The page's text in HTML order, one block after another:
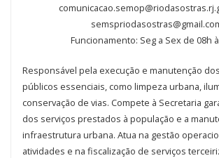
Funcionamento: Seg a Sex de 08h
Responsável pela execução e manutenção
públicos essenciais, como limpeza urbana,
conservação de vias. Compete à Secretaria
dos serviços prestados à população e a
infraestrutura urbana. Atua na gestão
atividades e na fiscalização de serviços